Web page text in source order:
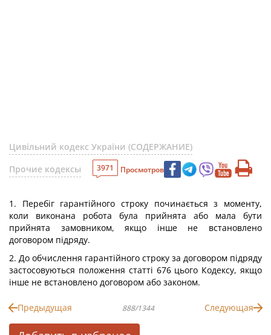
Цивільний кодекс України (СОДЕРЖАНИЕ)
Прочие кодексы
3971 Просмотров
1. Перебіг гарантійного строку починається з моменту,
коли виконана робота була прийнята або мала бути
прийнята замовником, якщо інше не встановлено
договором підряду.
2. До обчислення гарантійного строку за договором підряду
застосовуються положення статті 676 цього Кодексу, якщо
інше не встановлено договором або законом.
Предыдущая 888/1344 Следующая